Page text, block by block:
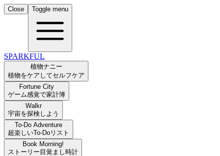
Close Toggle menu
SPARKFUL
植物ナニー
植物をケアしてセルフケア
Fortune City
ゲーム感覚で家計簿
Walkr
宇宙を探検しよう
To-Do Adventure
超楽しいTo-Doリスト
Book Morning!
ストーリー目覚まし時計